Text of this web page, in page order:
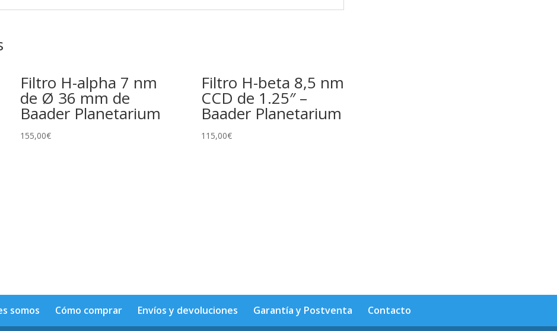
Filtro H-alpha 7 nm
de Ø 36 mm de
Baader Planetarium
155,00€
Filtro H-beta 8,5 nm
CCD de 1.25″ –
Baader Planetarium
115,00€
somos Cómo comprar Envíos y devoluciones Garantía y Postventa Contacto